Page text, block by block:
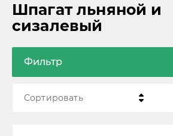
Шпагат льняной и
сизалевый
Фильтр
Сортировать